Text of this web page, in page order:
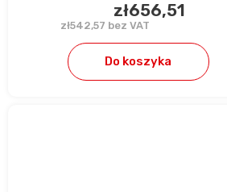
zł542,57 bez VAT
zł656,51
Do koszyka